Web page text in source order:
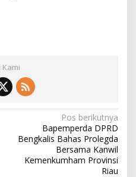
Kami
Pos berikutnya
Bapemperda DPRD
Bengkalis Bahas Prolegda
Bersama Kanwil
Kemenkumham Provinsi
Riau